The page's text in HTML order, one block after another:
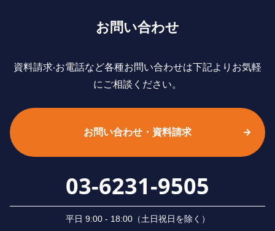
お問い合わせ
資料請求‧お電話など各種お問い合わせは下記よりお気軽
にご相談ください。
お問い合わせ・資料請求
03-6231-9505
平⽇ 9:00 - 18:00（⼟⽇祝⽇を除く）